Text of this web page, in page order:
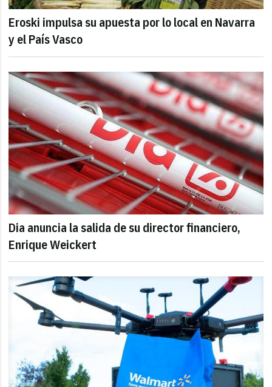
Eroski impulsa su apuesta por lo local en Navarra
y el País Vasco
Dia anuncia la salida de su director financiero,
Enrique Weickert